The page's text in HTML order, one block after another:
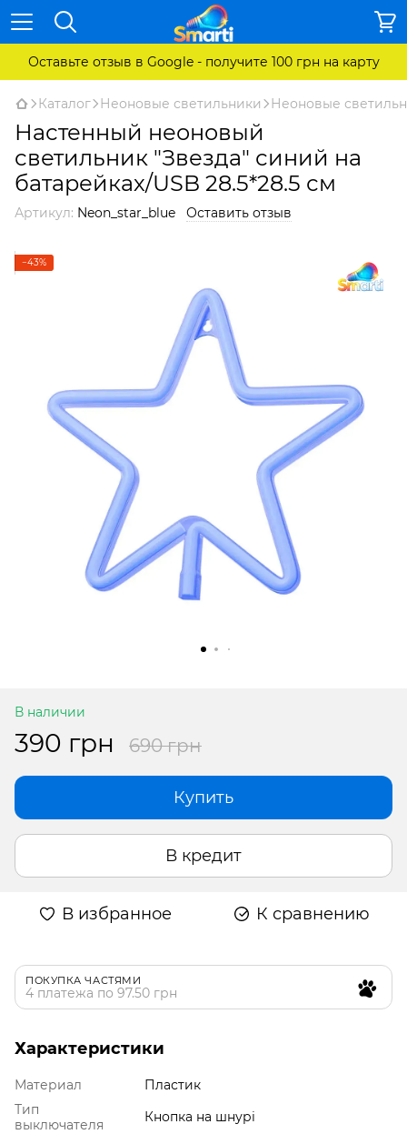
Оставьте отзыв в Google - получите 100 грн на карту
Каталог Неоновые светильники Неоновые
Настенный неоновый
светильник "Звезда" синий на
батарейках/USB 28.5*28.5 см
Артикул: Neon_star_blue Оставить отзыв
−43%
В наличии
390 грн 690 грн
Купить
В кредит
В избранное К сравнению
ПОКУПКА ЧАСТЯМИ
4 платежа по 97.50 грн
Характеристики
Материал
Пластик
Тип
выключателя
Кнопка на шнурі